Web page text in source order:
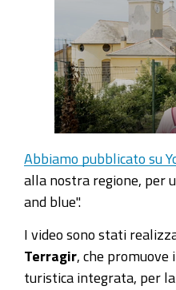
Abbiamo pubblicato su
alla nostra regione, per
and blue".
I video sono stati
Terragir , che
turistica integrata, per